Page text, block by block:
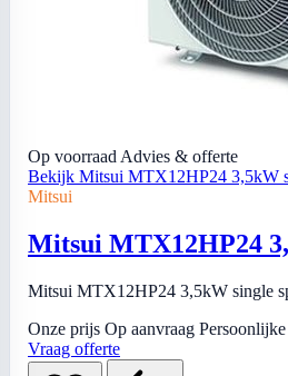
Op voorraad Advies & offerte
Bekijk Mitsui MTX12HP24 3,5kW
Mitsui
Mitsui MTX12HP24
Mitsui MTX12HP24 3,5kW single
Onze prijs Op aanvraag
Vraag offerte